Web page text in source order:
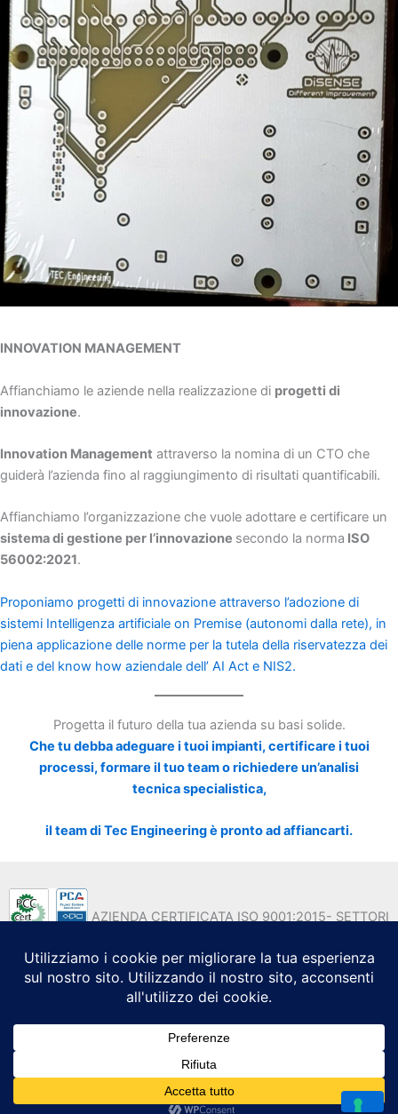
INNOVATION MANAGEMENT
Affianchiamo le aziende nella realizzazione di progetti di
innovazione.
Innovation Management attraverso la nomina di un CTO che
guiderà l’azienda fino al raggiungimento di risultati quantificabili.
Affianchiamo l’organizzazione che vuole adottare e certificare un
sistema di gestione per l’innovazione secondo la norma ISO
56002:2021.
Proponiamo progetti di innovazione attraverso l’adozione di
sistemi Intelligenza artificiale on Premise (autonomi dalla rete), in
piena applicazione delle norme per la tutela della riservatezza dei
dati e del know how aziendale dell’ AI Act e NIS2.
Progetta il futuro della tua azienda su basi solide.
Che tu debba adeguare i tuoi impianti, certificare i tuoi
processi, formare il tuo team o richiedere un’analisi
tecnica specialistica,
il team di Tec Engineering è pronto ad affiancarti.
AZIENDA CERTIFICATA ISO 9001:2015- SETTORI
EA 35 - EA 37
Copyright © 2026 Tec Engineering Srl - Formazione
Professionale e Consulenza Strategica | Powered by Tec
Engineering S.r.l. - P.IVA 08301331214